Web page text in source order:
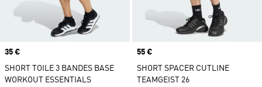
Prix
35 €
SHORT TOILE 3 BANDES BASE
WORKOUT ESSENTIALS
Prix
55 €
SHORT SPACER CUTLINE
TEAMGEIST 26